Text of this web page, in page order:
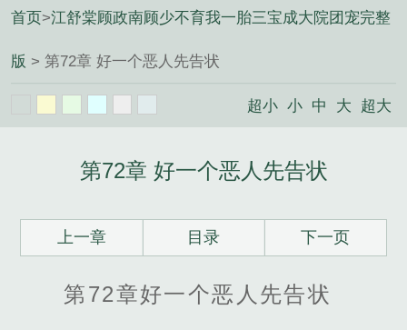
首页>江舒棠顾政南顾少不育我一胎三宝成大院团宠完整
版 > 第72章 好一个恶人先告状
超小 小 中 大 超大
第72章 好一个恶人先告状
上一章 目录 下一页
第72章好一个恶人先告状